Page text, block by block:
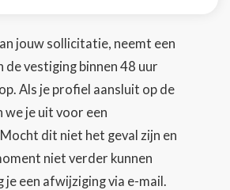
jouw sollicitatie, neemt een
de vestiging binnen 48 uur
Als je profiel aansluit op de
je uit voor een
dit niet het geval zijn en
niet verder kunnen
je een afwijziging via e-mail.